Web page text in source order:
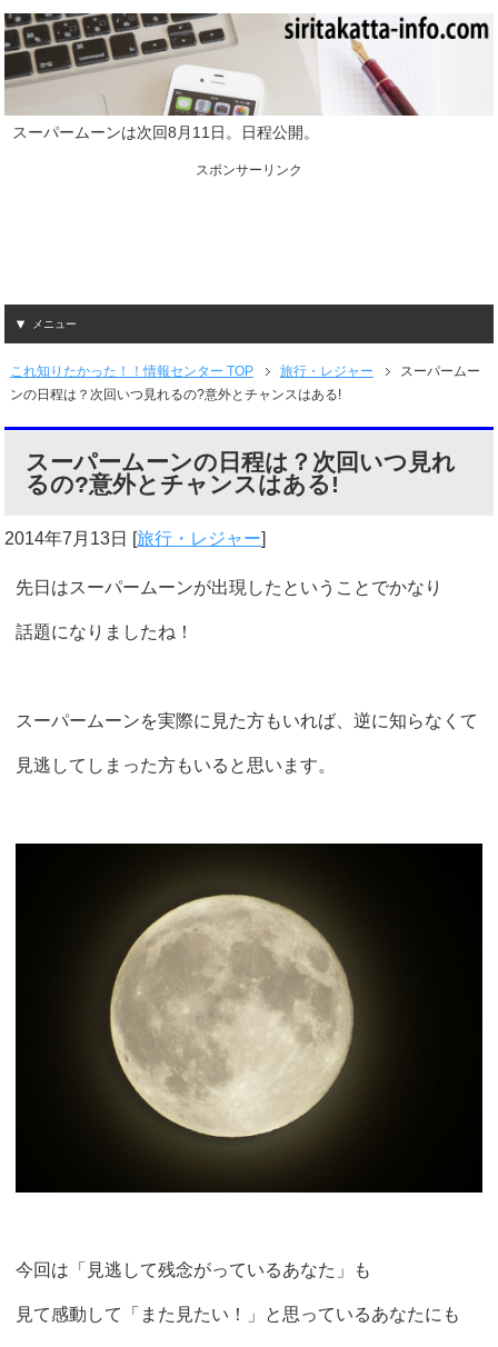
スーパームーンは次回8月11日。日程公開。
スポンサーリンク
メニュー
これ知りたかった！！情報センター TOP 旅行・レジャー
スーパームー
ンの日程は？次回いつ見れるの?意外とチャンスはある!
スーパームーンの日程は？次回いつ見れ
るの?意外とチャンスはある!
2014年7月13日 [旅行・レジャー]
先日はスーパームーンが出現したということでかなり
話題になりましたね！
スーパームーンを実際に見た方もいれば、逆に知らなくて
見逃してしまった方もいると思います。
今回は「見逃して残念がっているあなた」も
見て感動して「また見たい！」と思っているあなたにも